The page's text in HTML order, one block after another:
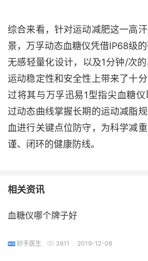
综合来看，针对运动减肥这一高
景，万孚动态血糖仪凭借IP68级
无感轻量化设计，以及1分钟/次
运动稳定性和安全性上带来了十
过将其与万孚迅易1型指尖血糖
过动态曲线掌握长期的运动减脂
血进行关键点位防守，为科学减
谨、闭环的健康防线。
相关资讯
血糖仪哪个牌子好
妙手医生 3611 2019-12-08